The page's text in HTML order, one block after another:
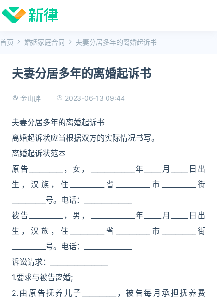
首页 婚姻家庭合同 夫妻分居多年的离婚起诉书
夫妻分居多年的离婚起诉书
金山胖 2023-06-13 09:44
夫妻分居多年的离婚起诉书
离婚起诉状应当根据双方的实际情况书写。
离婚起诉状范本
原告__________，女，_____________年_____月_____日出
生，汉族，住__________省__________市__________街
__________号。电话：______________
被告__________，男，_____________年_____月_____日出
生，汉族，住__________省__________市__________街
__________号。电话：______________
诉讼请求：_________________
1.要求与被告离婚;
2.由原告抚养儿子__________，被告每月承担抚养费